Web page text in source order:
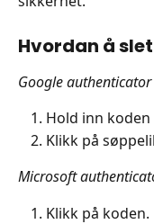
Hvordan å
Google authenticator
Hold inn koden
Klikk på
Microsoft
Klikk på koden.